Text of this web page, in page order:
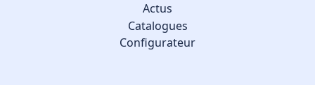
Actus
Catalogues
Configurateur